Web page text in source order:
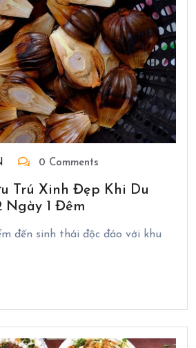
0 Comments
Trú Xinh Đẹp Khi Du
Ngày 1 Đêm
đến sinh thái độc đáo với khu